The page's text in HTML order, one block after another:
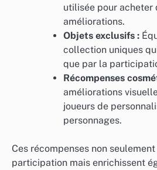
utilisée pour acheter
améliorations.
Objets exclusifs :
collection uniques
que par la
Récompenses
améliorations
joueurs de
personnages.
Ces récompenses non
participation mais enrichissent